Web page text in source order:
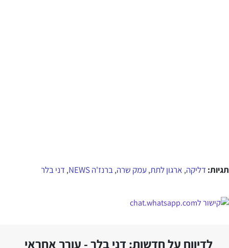
תגיות: דליקה, ארגון לתת, עמק שרה,ברנז'ה NEWS , דני בלר
לדיווח על חדשות: דני בלר - עורך אחראי